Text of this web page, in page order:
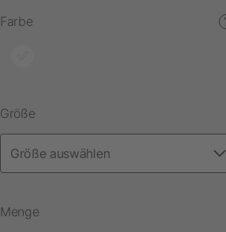
Farbe
Größe
Menge